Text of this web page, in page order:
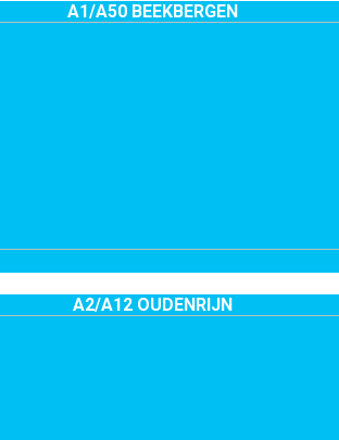
A1/A50 BEEKBERGEN
A2/A12 OUDENRIJN